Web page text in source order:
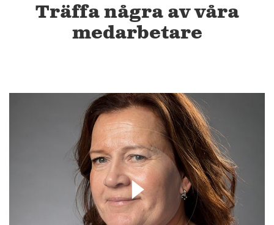
Träffa några av våra
medarbetare